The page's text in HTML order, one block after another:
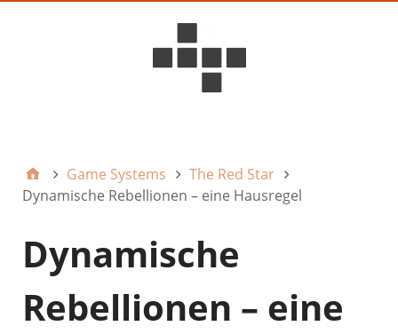
Game Systems
The Red Star
Dynamische Rebellionen – eine Hausregel
Dynamische
Rebellionen – eine